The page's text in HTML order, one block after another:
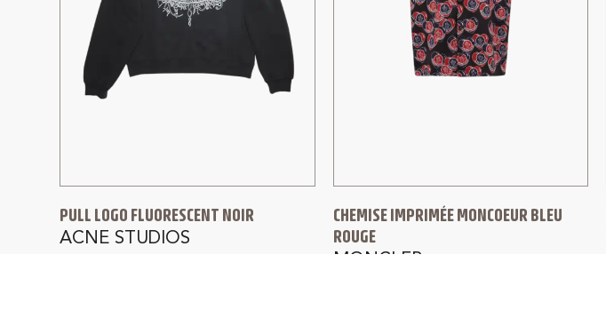
PULL LOGO FLUORESCENT NOIR
ACNE STUDIOS
CHEMISE IMPRIMÉE MONCOEUR BLEU
ROUGE
MONCLER